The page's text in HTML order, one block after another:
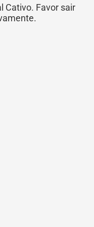
Cativo. Favor sair